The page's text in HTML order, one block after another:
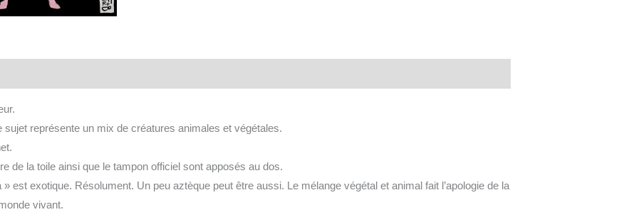
sujet représente un mix de créatures animales et végétales.
de la toile ainsi que le tampon officiel sont apposés au dos.
est exotique. Résolument. Un peu aztèque peut être aussi. Le mélange végétal et animal fait l’apologie de la
vivant.